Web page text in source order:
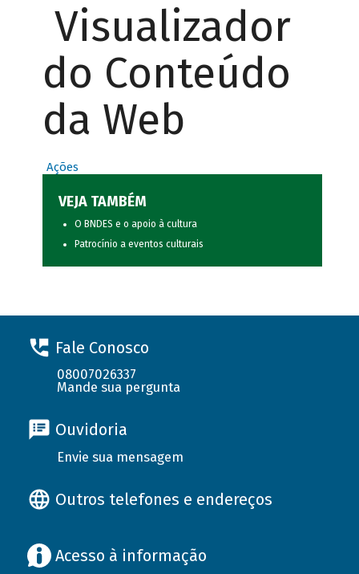
Visualizador
do Conteúdo
da Web
Ações
VEJA TAMBÉM
O BNDES e o apoio à cultura
Patrocínio a eventos culturais
Fale Conosco
08007026337
Mande sua pergunta
Ouvidoria
Envie sua mensagem
Outros telefones e endereços
Acesso à informação